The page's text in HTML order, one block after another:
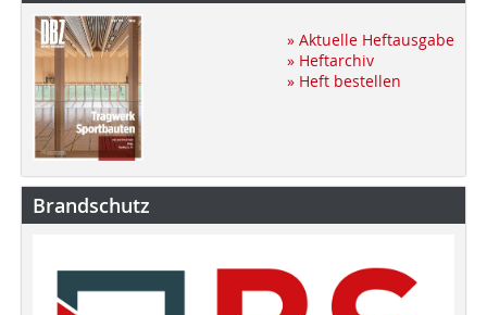
» Aktuelle Heftausgabe
» Heftarchiv
» Heft bestellen
Brandschutz